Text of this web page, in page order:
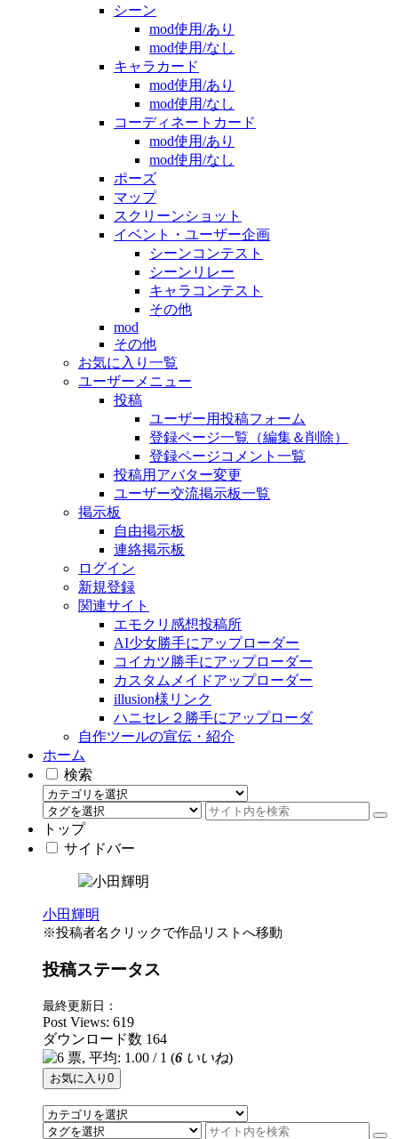
シーン
mod使用/あり
mod使用/なし
キャラカード
mod使用/あり
mod使用/なし
コーディネートカード
mod使用/あり
mod使用/なし
ポーズ
マップ
スクリーンショット
イベント・ユーザー企画
シーンコンテスト
シーンリレー
キャラコンテスト
その他
mod
その他
お気に入り一覧
ユーザーメニュー
投稿
ユーザー用投稿フォーム
登録ページ一覧（編集＆削除）
登録ページコメント一覧
投稿用アバター変更
ユーザー交流掲示板一覧
掲示板
自由掲示板
連絡掲示板
ログイン
新規登録
関連サイト
エモクリ感想投稿所
AI少女勝手にアップローダー
コイカツ勝手にアップローダー
カスタムメイドアップローダー
illusion様リンク
ハニセレ２勝手にアップローダ
自作ツールの宣伝・紹介
ホーム
検索
トップ
サイドバー
小田輝明
※投稿者名クリックで作品リストへ移動
投稿ステータス
最終更新日：
Post Views: 619
ダウンロード数 164
(6 いいね)
お気に入り 0